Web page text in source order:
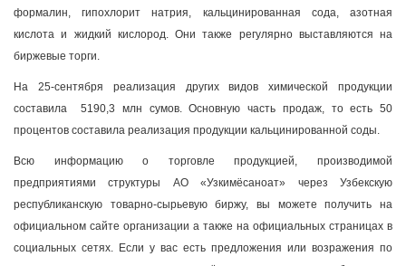
формалин, гипохлорит натрия, кальцинированная сода, азотная
кислота и жидкий кислород. Они также регулярно выставляются на
биржевые торги.
На 25-сентября реализация других видов химической продукции
составила 5190,3 млн сумов. Основную часть продаж, то есть 50
процентов составила реализация продукции кальцинированной соды.
Всю информацию о торговле продукцией, производимой
предприятиями структуры АО «Узкимёсаноат» через Узбекскую
республиканскую товарно-сырьевую биржу, вы можете получить на
официальном сайте организации а также на официальных страницах в
социальных сетях. Если у вас есть предложения или возражения по